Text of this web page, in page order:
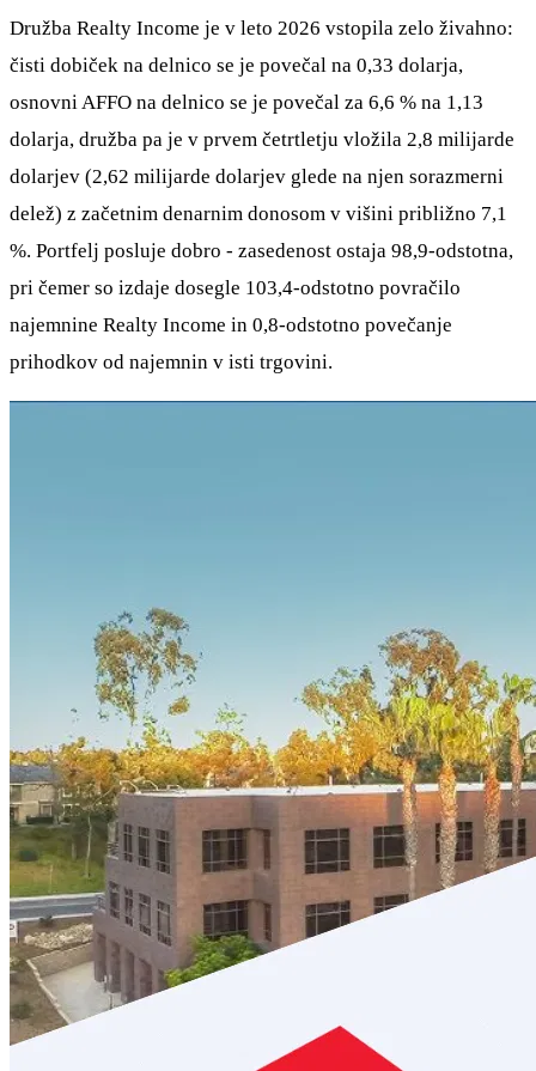
Družba Realty Income je v leto 2026 vstopila zelo živahno:
čisti dobiček na delnico se je povečal na 0,33 dolarja,
osnovni AFFO na delnico se je povečal za 6,6 % na 1,13
dolarja, družba pa je v prvem četrtletju vložila 2,8 milijarde
dolarjev (2,62 milijarde dolarjev glede na njen sorazmerni
delež) z začetnim denarnim donosom v višini približno 7,1
%. Portfelj posluje dobro - zasedenost ostaja 98,9-odstotna,
pri čemer so izdaje dosegle 103,4-odstotno povračilo
najemnine Realty Income in 0,8-odstotno povečanje
prihodkov od najemnin v isti trgovini.